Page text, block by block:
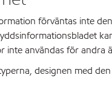
förväntas inte
inte användas för andra
designen med